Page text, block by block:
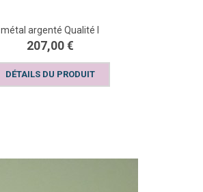
métal argenté Qualité I
207,00 €
DÉTAILS DU PRODUIT